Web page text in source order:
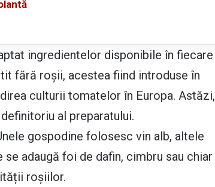
ingredientelor disponibile în fiecare
fără roșii, acestea fiind introduse în
culturii tomatelor în Europa. Astăzi,
al preparatului.
gospodine folosesc vin alb, altele
adaugă foi de dafin, cimbru sau chiar
roșiilor.